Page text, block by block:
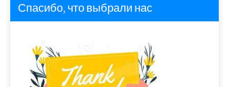
Спасибо, что выбрали нас